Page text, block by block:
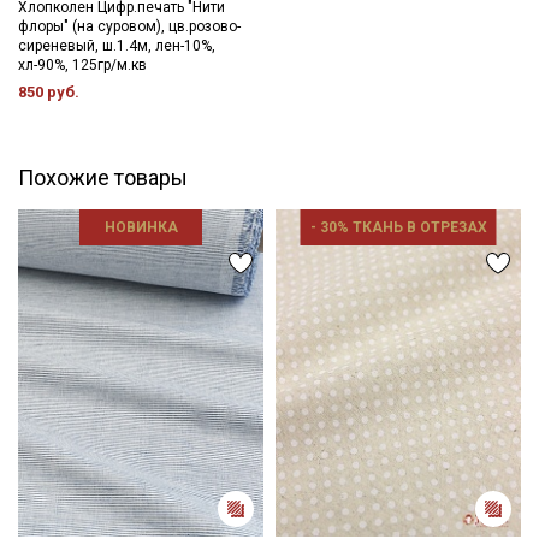
- отбеливатели запрещены
- сушить в подвешенном и расправленном состоянии, не
пересушивать
- гладить с изнанки, слегка увлажненный.
Цветопередача может отличаться от оригинального цвета
Хлопколен Цифр.печать "Нити
флоры" (на суровом), цв.розово-
сиреневый, ш.1.4м, лен-10%,
хл-90%, 125гр/м.кв
850 руб.
Похожие товары
НОВИНКА - 30% ТКАНЬ В ОТРЕЗАХ